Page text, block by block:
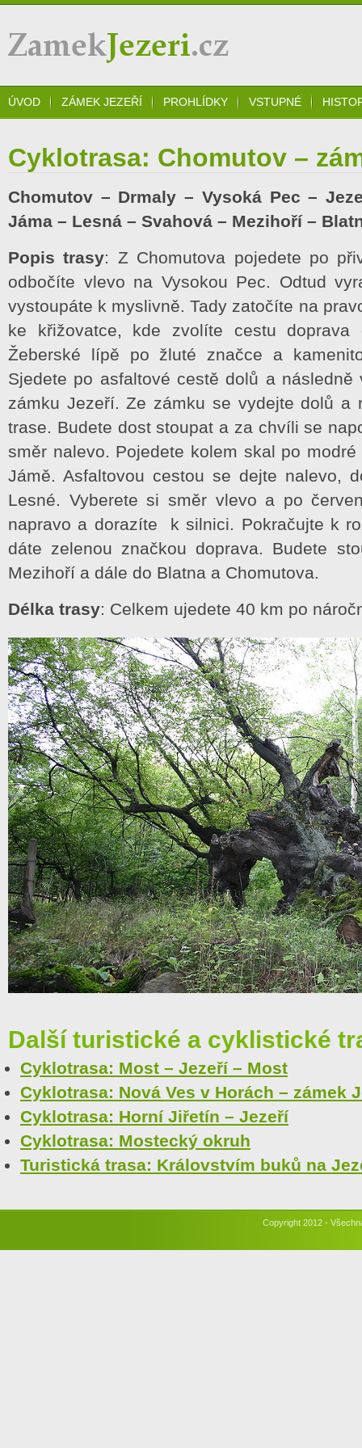
Zámek Jezeří
ÚVOD ZÁMEK JEZEŘÍ PROHLÍDKY VSTUPNÉ
Cyklotrasa: Chomutov –
Chomutov – Drmaly – Vysoká Pec –
Jáma – Lesná – Svahová – Mezihoří –
Popis trasy: Z Chomutova pojedete po
odbočíte vlevo na Vysokou Pec. Odtud
vystoupáte k myslivně. Tady zatočíte na
ke křižovatce, kde zvolíte cestu doprava
Žeberské lípě po žluté značce a
Sjedete po asfaltové cestě dolů a
zámku Jezeří. Ze zámku se vydejte dolů a
trase. Budete dost stoupat a za chvíli se
směr nalevo. Pojedete kolem skal po
Jámě. Asfaltovou cestou se dejte nalevo,
Lesné. Vyberete si směr vlevo a po
napravo a dorazíte k silnici. Pokračujte k
dáte zelenou značkou doprava. Budete
Mezihoří a dále do Blatna a Chomutova.
Délka trasy: Celkem ujedete 40 km po
Další turistické a cyklistické
Cyklotrasa: Most – Jezeří – Most
Cyklotrasa: Nová Ves v Horách – zámek
Cyklotrasa: Horní Jiřetín – Jezeří
Cyklotrasa: Mostecký okruh
Turistická trasa: Královstvím buků na
Copyright 2012 -